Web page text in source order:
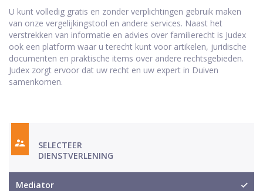
U kunt volledig gratis en zonder verplichtingen gebruik maken
van onze vergelijkingstool en andere services. Naast het
verstrekken van informatie en advies over familierecht is Judex
ook een platform waar u terecht kunt voor artikelen, juridische
documenten en praktische items over andere rechtsgebieden.
Judex zorgt ervoor dat uw recht en uw expert in Duiven
samenkomen.
SELECTEER
DIENSTVERLENING
Mediator